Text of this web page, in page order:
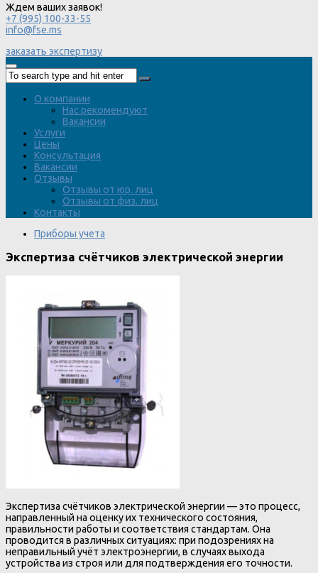
Ждем ваших заявок!
+7 (995) 100-33-55
info@fse.ms
заказать экспертизу
О компании
Нас рекомендуют
Вакансии
Услуги
Цены
Консультация
Вакансии
Отзывы
Отзывы от юр. лиц
Отзывы от физ. лиц
Контакты
Приборы учета
Экспертиза счётчиков электрической энергии
Экспертиза счётчиков электрической энергии — это процесс,
направленный на оценку их технического состояния,
правильности работы и соответствия стандартам. Она
проводится в различных ситуациях: при подозрениях на
неправильный учёт электроэнергии, в случаях выхода
устройства из строя или для подтверждения его точности.